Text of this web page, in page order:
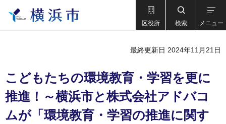
区役所 検索 メニュー
最終更新日 2024年11月21日
こどもたちの環境教育・学習を更に
推進！～横浜市と株式会社アドバコ
ムが「環境教育・学習の推進に関す